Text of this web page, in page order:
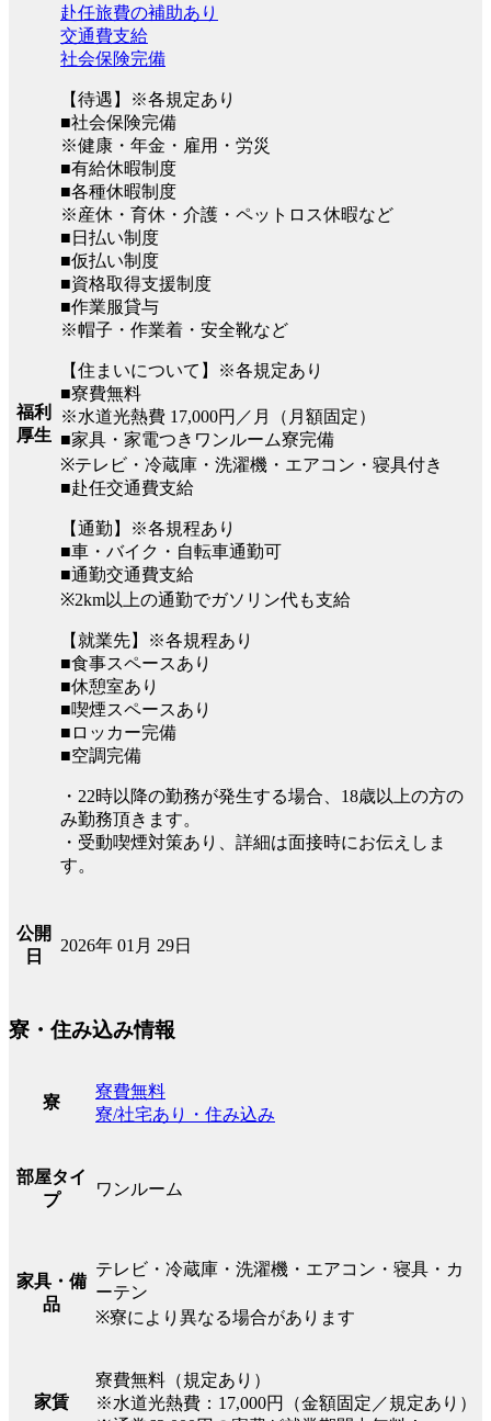
福利
厚生
赴任旅費の補助あり
交通費支給
社会保険完備
【待遇】※各規定あり
■社会保険完備
※健康・年金・雇用・労災
■有給休暇制度
■各種休暇制度
※産休・育休・介護・ペットロス休暇など
■日払い制度
■仮払い制度
■資格取得支援制度
■作業服貸与
※帽子・作業着・安全靴など
【住まいについて】※各規定あり
■寮費無料
※水道光熱費 17,000円／月（月額固定）
■家具・家電つきワンルーム寮完備
※テレビ・冷蔵庫・洗濯機・エアコン・寝具付き
■赴任交通費支給
【通勤】※各規程あり
■車・バイク・自転車通勤可
■通勤交通費支給
※2km以上の通勤でガソリン代も支給
【就業先】※各規程あり
■食事スペースあり
■休憩室あり
■喫煙スペースあり
■ロッカー完備
■空調完備
・22時以降の勤務が発生する場合、18歳以上の方の
み勤務頂きます。
・受動喫煙対策あり、詳細は面接時にお伝えしま
す。
公開
日
2026年 01月 29日
寮・住み込み情報
寮
寮費無料
寮/社宅あり・住み込み
部屋タイ
プ
ワンルーム
家具・備
品
テレビ・冷蔵庫・洗濯機・エアコン・寝具・カ
ーテン
※寮により異なる場合があります
家賃
寮費無料（規定あり）
※水道光熱費：17,000円（金額固定／規定あり）